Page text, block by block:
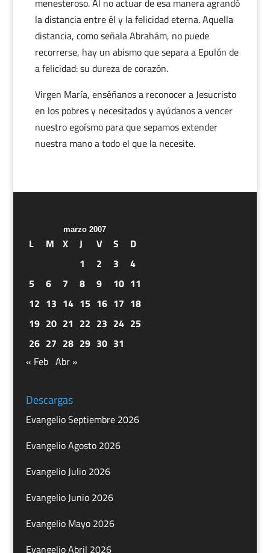
menesteroso. Al no actuar de esa manera agrandó
la distancia entre él y la felicidad eterna. Aquella
distancia, como señala Abrahám, no puede
recorrerse, hay un abismo que separa a Epulón de
a felicidad: su dureza de corazón.
Virgen María, enséñanos a reconocer a Jesucristo
en los pobres y necesitados y ayúdanos a vencer
nuestro egoísmo para que sepamos extender
nuestra mano a todo el que la necesite.
marzo 2007
L M X J V S
D
1
2 3
4
5
6 7 8 9 10 11
12 13 14 15 16 17 18
19 20 21 22 23 24 25
26 27 28 29 30 31
« Feb Abr »
Descargas
Evangelio Septiembre 2026
Evangelio Agosto 2026
Evangelio Julio 2026
Evangelio Junio 2026
Evangelio Mayo 2026
Evangelio Abril 2026